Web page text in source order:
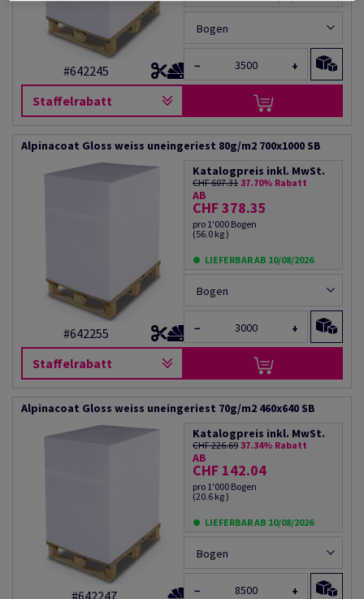
#642245
Staffelrabatt
Bogen
− +
Alpinacoat Gloss weiss uneingeriest 80g/m2 700x1000 SB
#642255
Staffelrabatt
Katalogpreis inkl. MwSt.
CHF 607.31 37.70% Rabatt
AB
CHF 378.35
pro 1'000 Bogen
(56.0 kg )
LIEFERBAR AB 10/08/2026
Bogen
− +
Alpinacoat Gloss weiss uneingeriest 70g/m2 460x640 SB
#642247
Katalogpreis inkl. MwSt.
CHF 226.69 37.34% Rabatt
AB
CHF 142.04
pro 1'000 Bogen
(20.6 kg )
LIEFERBAR AB 10/08/2026
Bogen
− +